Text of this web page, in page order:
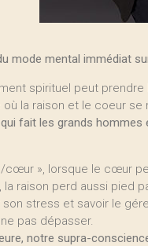
mode mental immédiat
spirituel peut
où la raison et le coeur
fait les grands
/cœur », lorsque le cœur
raison perd aussi pied
stress et savoir le
pas dépasser.
notre supra-